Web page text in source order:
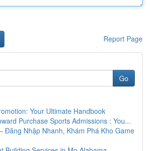
Report Page
Go
Your Ultimate Handbook
Purchase Sports Admissions : You...
Đăng Nhập Nhanh, Khám Phá Kho Game